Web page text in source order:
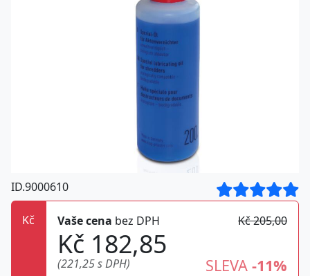
ID.9000610
Kč Vaše cena bez DPH Kč 205,00
Kč 182,85
(221,25 s DPH) SLEVA -11%